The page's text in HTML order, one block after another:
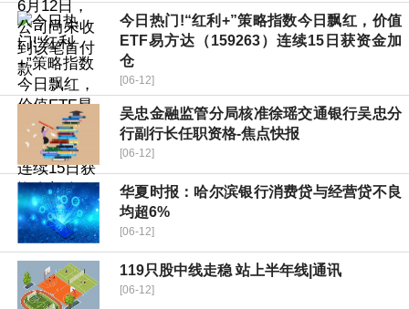
今日热门!“红利+”策略指数今日飘红，价值
ETF易方达（159263）连续15日获资金加
仓
[06-12]
吴忠金融监管分局核准徐瑶交通银行吴忠分
行副行长任职资格-焦点快报
[06-12]
华夏时报：哈尔滨银行消费贷与经营贷不良
均超6%
[06-12]
119只股中线走稳 站上半年线|通讯
[06-12]